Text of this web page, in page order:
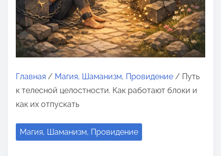
Главная / Магия, Шаманизм, Провидение / Путь
к телесной целостности. Как работают блоки и
как их отпускать
Магия, Шаманизм, Провидение